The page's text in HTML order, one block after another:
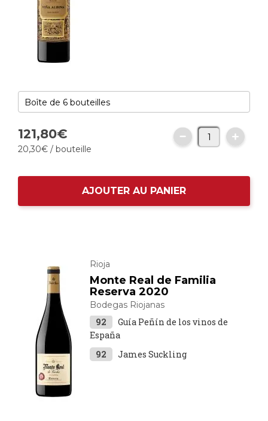
121,80€
20,30€ / bouteille
AJOUTER AU PANIER
Rioja
Monte Real de Familia
Reserva 2020
Bodegas Riojanas
92
Guía Peñín de los vinos de
España
92
James Suckling